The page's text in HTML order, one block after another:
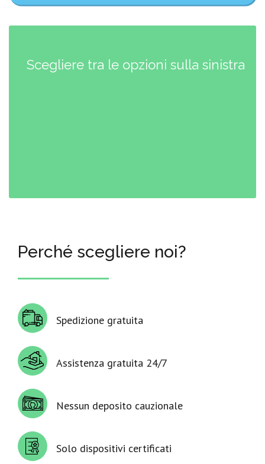
Scegliere tra le opzioni sulla sinistra
Perché scegliere noi?
Spedizione gratuita
Assistenza gratuita 24/7
Nessun deposito cauzionale
Solo dispositivi certificati